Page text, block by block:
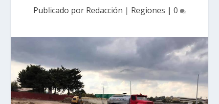
Publicado por Redacción | Regiones | 0